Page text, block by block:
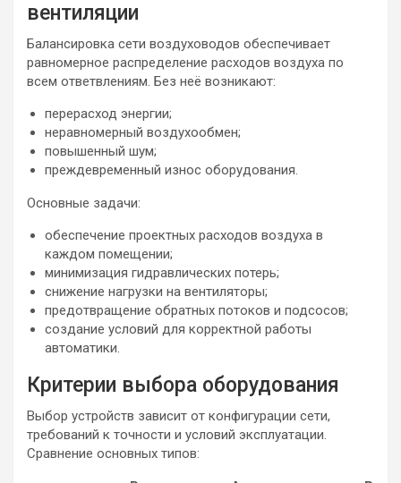
вентиляции
Балансировка сети воздуховодов обеспечивает
равномерное распределение расходов воздуха по
всем ответвлениям. Без неё возникают:
перерасход энергии;
неравномерный воздухообмен;
повышенный шум;
преждевременный износ оборудования.
Основные задачи:
обеспечение проектных расходов воздуха в
каждом помещении;
минимизация гидравлических потерь;
снижение нагрузки на вентиляторы;
предотвращение обратных потоков и подсосов;
создание условий для корректной работы
автоматики.
Критерии выбора оборудования
Выбор устройств зависит от конфигурации сети,
требований к точности и условий эксплуатации.
Сравнение основных типов: